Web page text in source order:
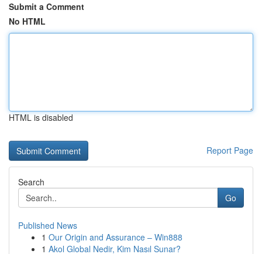
Submit a Comment
No HTML
HTML is disabled
Report Page
Search
Go
Published News
1 Our Origin and Assurance – Win888
1 Akol Global Nedir, Kim Nasıl Sunar?